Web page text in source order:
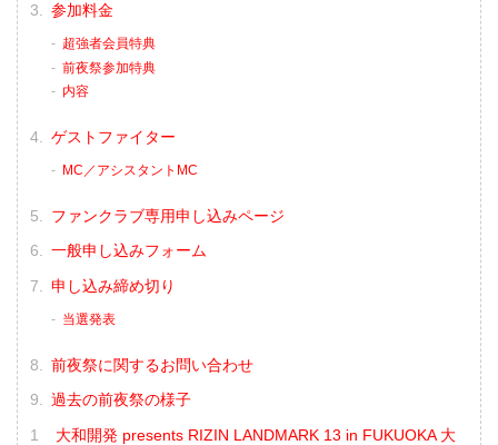
参加料金
超強者会員特典
前夜祭参加特典
内容
ゲストファイター
MC／アシスタントMC
ファンクラブ専用申し込みページ
一般申し込みフォーム
申し込み締め切り
当選発表
前夜祭に関するお問い合わせ
過去の前夜祭の様子
大和開発 presents RIZIN LANDMARK 13 in FUKUOKA 大